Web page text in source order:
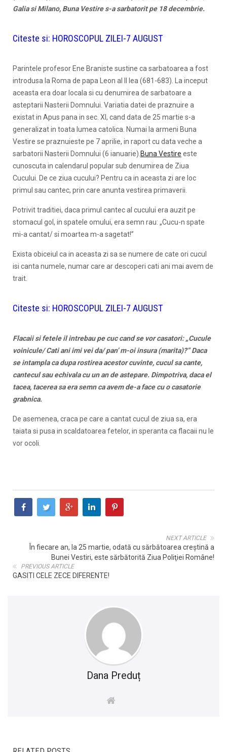
Galia si Milano, Buna Vestire s-a sarbatorit pe 18 decembrie.
Citeste si: HOROSCOPUL ZILEI-7 AUGUST
Parintele profesor Ene Braniste sustine ca sarbatoarea a fost
introdusa la Roma de papa Leon al II lea (681-683). La inceput
aceasta era doar locala si cu denumirea de sarbatoare a
asteptarii Nasterii Dom­nului. Va­riatia datei de praznuire a
existat in Apus pana in sec. XI, cand data de 25 martie s-a
generalizat in toata lumea catolica. Numai la armeni Buna
Vestire se praznuieste pe 7 aprilie, in raport cu data veche a
sarbatorii Nasterii Domnului (6 ianuarie). Buna Vestire este
cunoscuta in calendarul popular sub denumirea de Ziua
Cucului. De ce ziua cucului? Pentru ca in aceasta zi are loc
primul sau cantec, prin care anunta vestirea primaverii.
Potrivit traditiei, daca primul cantec al cucului era auzit pe
stomacul gol, in spatele omului, era semn rau: „Cucu-n spate
mi-a cantat/ si moartea m-a sagetat!”
Exista obiceiul ca in aceasta zi sa se numere de cate ori cucul
isi canta numele, numar care ar descoperi cati ani mai avem de
trait.
Citeste si: HOROSCOPUL ZILEI-7 AUGUST
Flacaii si fetele il intrebau pe cuc cand se vor casatori: „Cucule
voinicule/ Cati ani imi vei da/ pan’ m-oi insura (marita)?” Daca
se intampla ca dupa rostirea acestor cuvinte, cucul sa cante,
cantecul sau echivala cu un an de astepare. Dimpotriva, daca el
tacea, tacerea sa era semn ca avem de-a face cu o casatorie
grabnica.
De asemenea, craca pe care a cantat cucul de ziua sa, era
taiata si pusa in scaldatoarea fetelor, in speranta ca flacaii nu le
vor ocoli.
NEXT ARTICLE
În fiecare an, la 25 martie, odată cu sărbătoarea creştină a
Bunei Vestiri, este sărbătorită Ziua Poliţiei Române!
PREVIOUS ARTICLE
GASITI CELE ZECE DIFERENTE!
Dana Preduț